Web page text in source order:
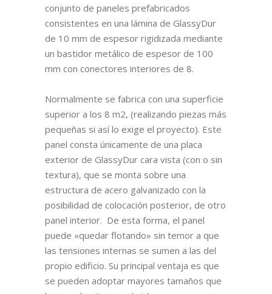
conjunto de paneles prefabricados
consistentes en una lámina de GlassyDur
de 10 mm de espesor rigidizada mediante
un bastidor metálico de espesor de 100
mm con conectores interiores de 8.
Normalmente se fabrica con una superficie
superior a los 8 m2, (realizando piezas más
pequeñas si así lo exige el proyecto). Este
panel consta únicamente de una placa
exterior de GlassyDur cara vista (con o sin
textura), que se monta sobre una
estructura de acero galvanizado con la
posibilidad de colocación posterior, de otro
panel interior. De esta forma, el panel
puede «quedar flotando» sin temor a que
las tensiones internas se sumen a las del
propio edificio. Su principal ventaja es que
se pueden adoptar mayores tamaños que